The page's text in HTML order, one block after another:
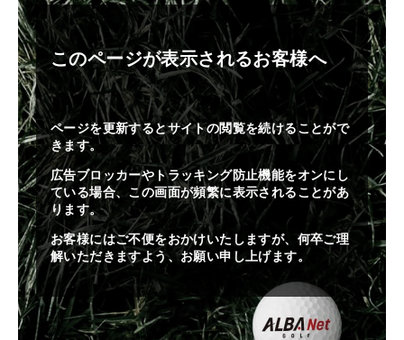
このページが表示されるお客様へ
ページを更新するとサイトの閲覧を続けることがで
きます。
広告ブロッカーやトラッキング防止機能をオンにし
ている場合、この画面が頻繁に表示されることがあ
ります。
お客様にはご不便をおかけいたしますが、何卒ご理
解いただきますよう、お願い申し上げます。